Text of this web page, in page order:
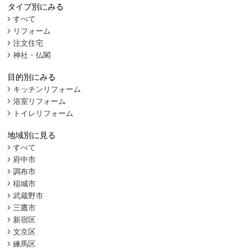
タイプ別にみる
すべて
リフォーム
注文住宅
神社・仏閣
目的別にみる
キッチンリフォーム
浴室リフォーム
トイレリフォーム
地域別に見る
すべて
府中市
調布市
稲城市
武蔵野市
三鷹市
新宿区
文京区
練馬区